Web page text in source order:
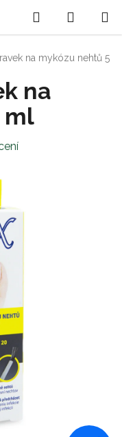
Hledat
KOŠÍK
na mykózu nehtů 5
na
ml